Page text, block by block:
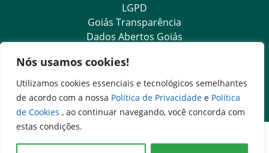
Nós usamos cookies!
Utilizamos cookies essenciais e tecnológicos semelhantes
de acordo com a nossa Política de Privacidade e Política
de Cookies , ao continuar navegando, você concorda com
estas condições.
LGPD
Goiás Transparência
Dados Abertos Goiás
SIC – Serviço de Informação ao Cidadão
e-SIC – Serviço Eletrônico de Informação ao Cidadão
Ouvidoria Setorial (Presencial)